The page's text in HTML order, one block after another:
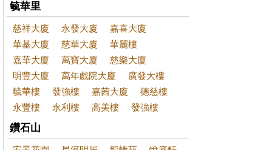
毓華里
慈祥大廈 永發大廈
嘉喜大廈
華基大廈
慈華大廈
華麗樓
嘉華大廈
萬寶大廈
慈樂大廈
明豐大廈
萬年戲院大廈
廣發大樓
毓華樓
發強樓 嘉茜大廈
德慈樓
永豐樓
永利樓 高美樓 發強樓
鑽石山